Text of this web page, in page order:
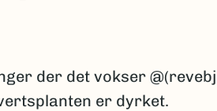
der det vokser
er dyrket.